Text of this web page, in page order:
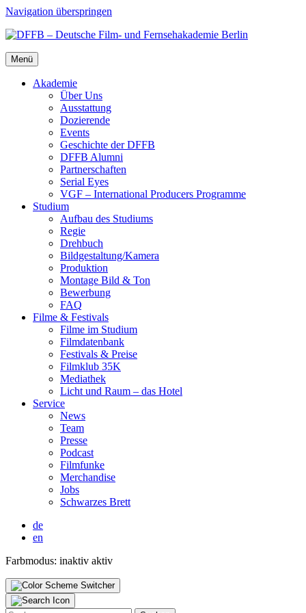
Navigation überspringen
Menü
Aka­de­mie
Über Uns
Aus­stat­tung
Dozie­ren­de
Events
Geschich­te der DFFB
DFFB Alum­ni
Part­ner­schaf­ten
Seri­al Eyes
VGF – Inter­na­tio­nal Pro­du­cers Pro­gram­me
Stu­di­um
Auf­bau des Stu­di­ums
Regie
Dreh­buch
Bildgestaltung/​​Kamera
Pro­duk­ti­on
Mon­ta­ge Bild & Ton
Bewer­bung
FAQ
Fil­me & Fes­ti­vals
Fil­me im Stu­di­um
Film­da­ten­bank
Fes­ti­vals & Prei­se
Film­klub 35K
Media­thek
Licht und Raum – das Hotel
Ser­vice
News
Team
Pres­se
Pod­cast
Film­fun­ke
Mer­chan­di­se
Jobs
Schwar­zes Brett
de
en
Farbmodus: inaktiv aktiv